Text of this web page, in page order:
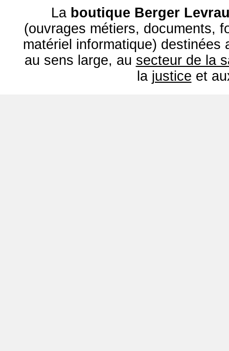
La boutique Berger
(ouvrages métiers, documents,
matériel informatique) destinées
au sens large, au secteur de la
la justice et